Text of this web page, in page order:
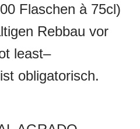
Flaschen à 75cl)
Rebbau vor
least–
obligatorisch.